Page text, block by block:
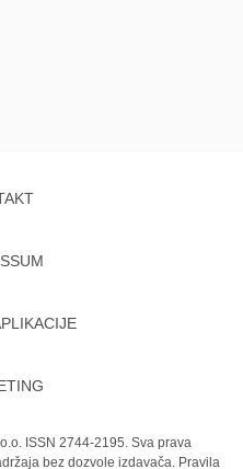
ISSN 2744-2195. Sva prava
bez dozvole izdavača. Pravila